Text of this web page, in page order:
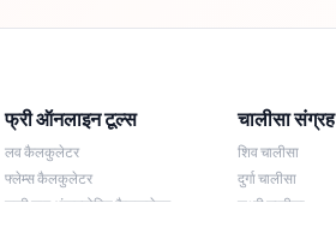
फ्री ऑनलाइन टूल्स
लव कैलकुलेटर
फ्लेम्स कैलकुलेटर
लकी नाम अंकज्योतिष कैलकुलेटर
चालीसा संग्रह
शिव चालीसा
दुर्गा चालीसा
लक्ष्मी चालीसा